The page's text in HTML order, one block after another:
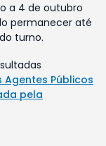
a 4 de outubro
permanecer até
turno.
Públicos
pela